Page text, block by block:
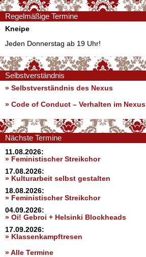
Regelmäßige Termine
Kneipe
Jeden Donnerstag ab 19 Uhr!
Selbstverständnis
» Selbstverständnis des Nexus
» Code of Conduct – Verhalten im Nexus
Nächste Termine
11.08.2026:
» Feministischer Streikchor
17.08.2026:
» Kulturarbeit selbst gestalten
18.08.2026:
» Feministischer Streikchor
04.09.2026:
» Oi! Gebroi + Helsinki Blockheads
17.09.2026:
» Klassenkampftresen
» Alle Termine